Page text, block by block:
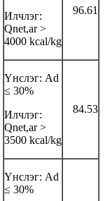
Илчлэг:
Qnet,ar >
4000 kcal/kg
96.61
Үнслэг: Аd
≤ 30%
Илчлэг:
Qnet,ar >
3500 kcal/kg
84.53
Үнслэг: Аd
≤ 30%